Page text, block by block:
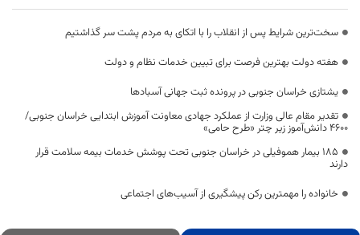
سخت‌ترین شرایط پس از انقلاب را با اتکای به مردم پشت سر گذاشتیم
هفته دولت بهترین فرصت برای تبیین خدمات نظام و دولت
یشتازی خراسان جنوبی در پرونده ثبت جهانی آسبادها
تقدیر مقام عالی وزارت از عملکرد جهادی معاونت آموزش ابتدایی خراسان جنوبی/
۴۶۰۰ دانش‌آموز زیر چتر «طرح حامی»
۱۸۵ بیمار هموفیلی در خراسان جنوبی تحت پوشش خدمات بیمه سلامت قرار
دارند
خانواده را مهمترین رکن پیشگیری از آسیب‌های اجتماعی